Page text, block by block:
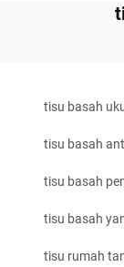
tisu basah
tisu basah
tisu basah
tisu basah
tisu rumah